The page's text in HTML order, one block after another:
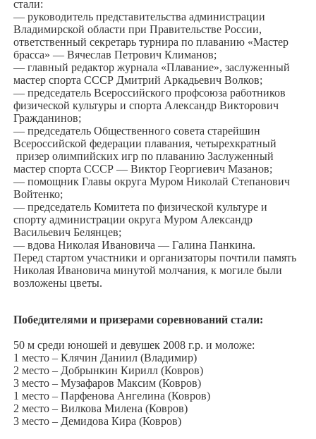
стали:
— руководитель представительства администрации
Владимирской области при Правительстве России,
ответственный секретарь турнира по плаванию «Мастер
брасса» — Вячеслав Петрович Климанов;
— главный редактор журнала «Плавание», заслуженный
мастер спорта СССР Дмитрий Аркадьевич Волков;
— председатель Всероссийского профсоюза работников
физической культуры и спорта Александр Викторович
Гражданинов;
— председатель Общественного совета старейшин
Всероссийской федерации плавания, четырехкратный
призер олимпийских игр по плаванию Заслуженный
мастер спорта СССР — Виктор Георгиевич Мазанов;
— помощник Главы округа Муром Николай Степанович
Войтенко;
— председатель Комитета по физической культуре и
спорту администрации округа Муром Александр
Васильевич Белянцев;
— вдова Николая Ивановича — Галина Панкина.
Перед стартом участники и организаторы почтили память
Николая Ивановича минутой молчания, к могиле были
возложены цветы.
Победителями и призерами соревнований стали:
50 м среди юношей и девушек 2008 г.р. и моложе:
1 место – Клячин Даниил (Владимир)
2 место – Добрынкин Кирилл (Ковров)
3 место – Музафаров Максим (Ковров)
1 место – Парфенова Ангелина (Ковров)
2 место – Вилкова Милена (Ковров)
3 место – Демидова Кира (Ковров)